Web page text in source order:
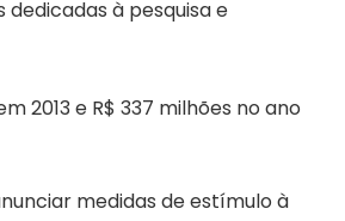
à pesquisa e
2013 e R$ 337 milhões no ano
medidas de estímulo à